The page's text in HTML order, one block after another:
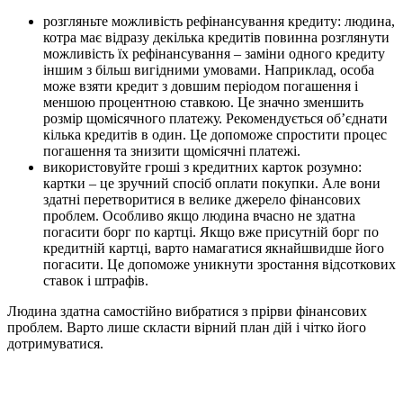
розгляньте можливість рефінансування кредиту: людина,
котра має відразу декілька кредитів повинна розглянути
можливість їх рефінансування – заміни одного кредиту
іншим з більш вигідними умовами. Наприклад, особа
може взяти кредит з довшим періодом погашення і
меншою процентною ставкою. Це значно зменшить
розмір щомісячного платежу. Рекомендується об’єднати
кілька кредитів в один. Це допоможе спростити процес
погашення та знизити щомісячні платежі.
використовуйте гроші з кредитних карток розумно:
картки – це зручний спосіб оплати покупки. Але вони
здатні перетворитися в велике джерело фінансових
проблем. Особливо якщо людина вчасно не здатна
погасити борг по картці. Якщо вже присутній борг по
кредитній картці, варто намагатися якнайшвидше його
погасити. Це допоможе уникнути зростання відсоткових
ставок і штрафів.
Людина здатна самостійно вибратися з прірви фінансових
проблем. Варто лише скласти вірний план дій і чітко його
дотримуватися.